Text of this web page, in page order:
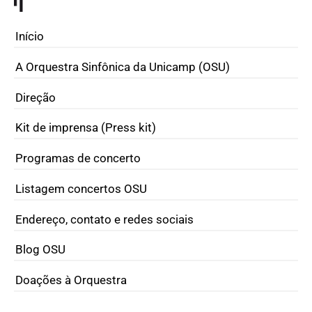
Início
A Orquestra Sinfônica da Unicamp (OSU)
Direção
Kit de imprensa (Press kit)
Programas de concerto
Listagem concertos OSU
Endereço, contato e redes sociais
Blog OSU
Doações à Orquestra